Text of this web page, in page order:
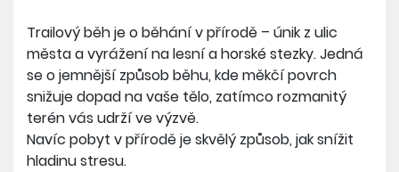
Trailový běh je o běhání v přírodě – únik z ulic
města a vyrážení na lesní a horské stezky. Jedná
se o jemnější způsob běhu, kde měkčí povrch
snižuje dopad na vaše tělo, zatímco rozmanitý
terén vás udrží ve výzvě.
Navíc pobyt v přírodě je skvělý způsob, jak snížit
hladinu stresu.